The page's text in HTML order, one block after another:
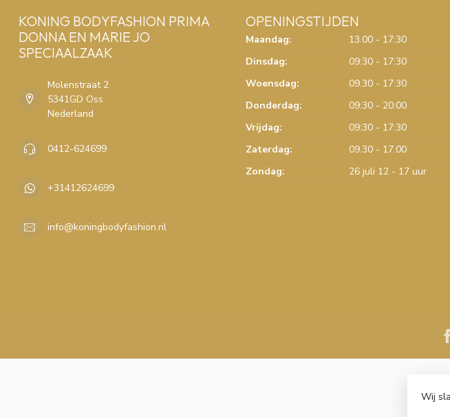
KONING BODYFASHION PRIMA
DONNA EN MARIE JO
SPECIAALZAAK
Molenstraat 2
5341GD Oss
Nederland
0412-624699
+31412624699
info@koningbodyfashion.nl
OPENINGSTIJDEN
Maandag:
13.00 - 17:30
Dinsdag:
09:30 - 17:30
Woensdag:
09.30 - 17:30
Donderdag:
09:30 - 20:00
Vrijdag:
09:30 - 17:30
Zaterdag:
09.30 - 17.00
Zondag:
26 juli 12 - 17 uur
Wij